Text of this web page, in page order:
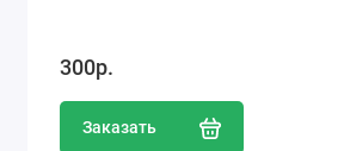
300р.
Заказать